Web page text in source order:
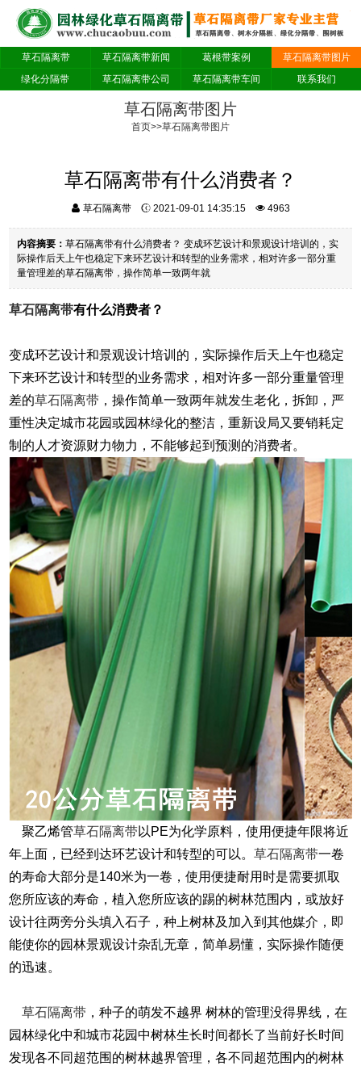
草石隔离带 草石隔离带新闻 葛根带案例
草石隔离带图片
绿化分隔带
草石隔离带公司 草石隔离带车间 联系我们
草石隔离带图片
首页>>草石隔离带图片
草石隔离带有什么消费者？
草石隔离带 2021-09-01 14:35:15 4963
内容摘要：草石隔离带有什么消费者？ 变成环艺设计和景观设计培训的，实
际操作后天上午也稳定下来环艺设计和转型的业务需求，相对许多一部分重
量管理差的草石隔离带，操作简单一致两年就
草石隔离带有什么消费者？
变成环艺设计和景观设计培训的，实际操作后天上午也稳定
下来环艺设计和转型的业务需求，相对许多一部分重量管理
差的草石隔离带 ，操作简单一致两年就发生老化，拆卸，严
重性决定城市花园或园林绿化的整洁，重新设局又要销耗定
制的人才资源财力物力，不能够起到预测的消费者。
聚乙烯管草石隔离带以PE为化学原料，使用便捷年限将近
年上面，已经到达环艺设计和转型的可以。草石隔离带一卷
的寿命大部分是140米为一卷，使用便捷耐用时是需要抓取
您所应该的寿命，植入您所应该的踢的树林范围内，或放好
设计往两旁分头填入石子，种上树林及加入到其他媒介，即
能使你的园林景观设计杂乱无章，简单易懂，实际操作随便
的迅速。
草石隔离带 ，种子的萌发不越界 树林的管理没得界线，在
园林绿化中和城市花园中树林生长时间都长了当前好长时间
发现各不同超范围的树林越界管理，各不同超范围内的树林